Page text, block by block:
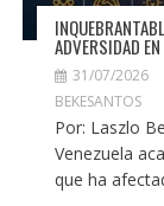
ADVERSIDAD
31/07/2026
BEKESANTOS
Por: Laszlo
Venezuela
que ha